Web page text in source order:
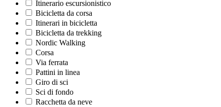
Itinerario escursionistico
Bicicletta da corsa
Itinerari in bicicletta
Bicicletta da trekking
Nordic Walking
Corsa
Via ferrata
Pattini in linea
Giro di sci
Sci di fondo
Racchetta da neve